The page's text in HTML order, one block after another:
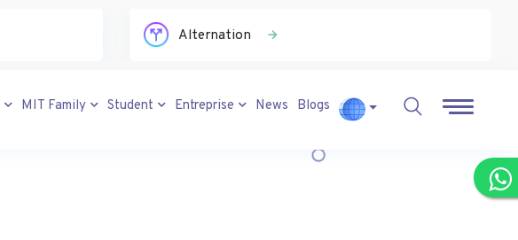
Alternation
MIT Family Student Entreprise News Blogs